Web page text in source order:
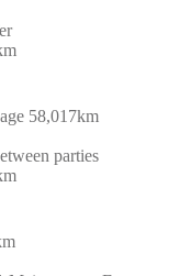
58,017km
parties